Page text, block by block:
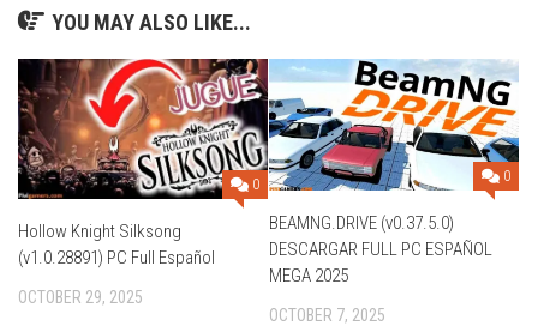
YOU MAY ALSO LIKE...
0
Hollow Knight Silksong
(v1.0.28891) PC Full Español
OCTOBER 29, 2025
0
BEAMNG.DRIVE (v0.37.5.0)
DESCARGAR FULL PC ESPAÑOL
MEGA 2025
OCTOBER 7, 2025